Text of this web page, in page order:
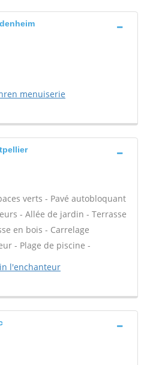
menuiserie
verts - Pavé autobloquant
- Allée de jardin - Terrasse
en bois - Carrelage
- Plage de piscine -
l'enchanteur